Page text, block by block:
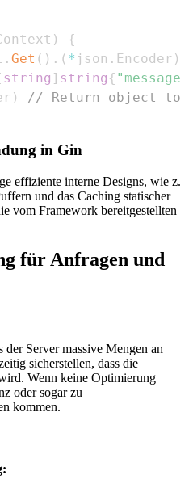
)
{
. Get ( ) . ( * json . Encoder )
string ] string { "message"
)
// Return object to
in Gin
effiziente interne Designs, wie z.
und das Caching statischer
vom Framework bereitgestellten
für Anfragen und
Server massive Mengen an
sicherstellen, dass die
Wenn keine Optimierung
oder sogar zu
kommen.